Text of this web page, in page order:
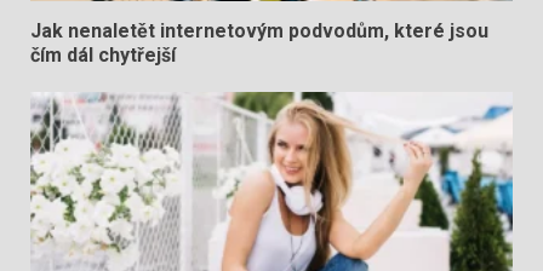
Jak nenaletět internetovým podvodům, které jsou
čím dál chytřejší